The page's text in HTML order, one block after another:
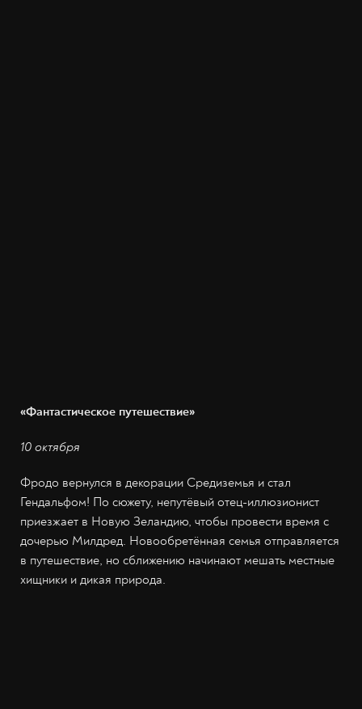
«Фантастическое путешествие»
10 октября
Фродо вернулся в декорации Средиземья и стал
Гендальфом! По сюжету, непутёвый отец-иллюзионист
приезжает в Новую Зеландию, чтобы провести время с
дочерью Милдред. Новообретённая семья отправляется
в путешествие, но сближению начинают мешать местные
хищники и дикая природа.